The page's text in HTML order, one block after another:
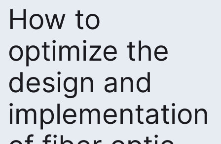
How to
optimize the
design and
implementation